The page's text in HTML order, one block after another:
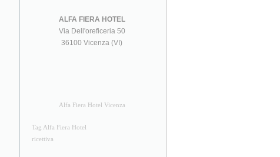
ALFA FIERA HOTEL
Via Dell'oreficeria 50
36100 Vicenza (VI)
Alfa Fiera Hotel Vicenza
Tag Alfa Fiera Hotel
ricettiva